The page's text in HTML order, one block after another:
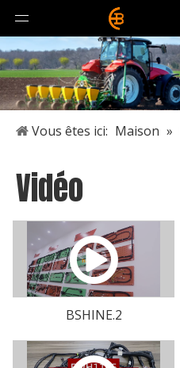
Vous êtes ici: Maison »
Vidéo
BSHINE.2